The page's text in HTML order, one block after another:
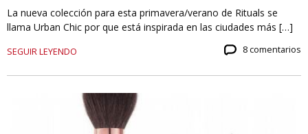
La nueva colección para esta primavera/verano de Rituals se
llama Urban Chic por que está inspirada en las ciudades más […]
SEGUIR LEYENDO 8 comentarios